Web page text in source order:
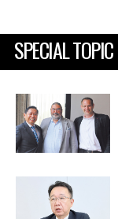
SPECIAL TOPIC